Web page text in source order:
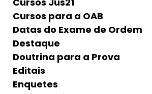
Cursos para a OAB
Datas do Exame de Ordem
Destaque
Doutrina para a Prova
Editais
Enquetes